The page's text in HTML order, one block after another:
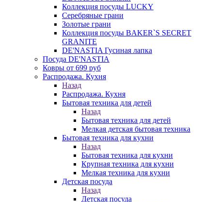
Коллекция посуды LUCKY
Серебряные грани
Золотые грани
Коллекция посуды BAKER`S SECRET
GRANITE
DE'NASTIA Гусиная лапка
Посуда DE'NASTIA
Ковры от 699 руб
Распродажа. Кухня
Назад
Распродажа. Кухня
Бытовая техника для детей
Назад
Бытовая техника для детей
Мелкая детская бытовая техника
Бытовая техника для кухни
Назад
Бытовая техника для кухни
Крупная техника для кухни
Мелкая техника для кухни
Детская посуда
Назад
Детская посуда